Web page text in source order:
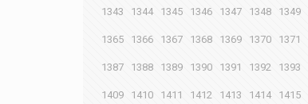
1343 1344 1345 1346 1347 1348 1349
1365 1366 1367 1368 1369 1370 1371
1387 1388 1389 1390 1391 1392 1393
1409 1410 1411 1412 1413 1414 1415